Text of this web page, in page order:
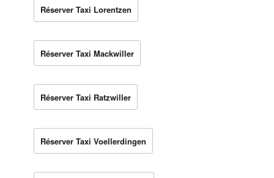
Réserver Taxi Lorentzen
Réserver Taxi Mackwiller
Réserver Taxi Ratzwiller
Réserver Taxi Voellerdingen